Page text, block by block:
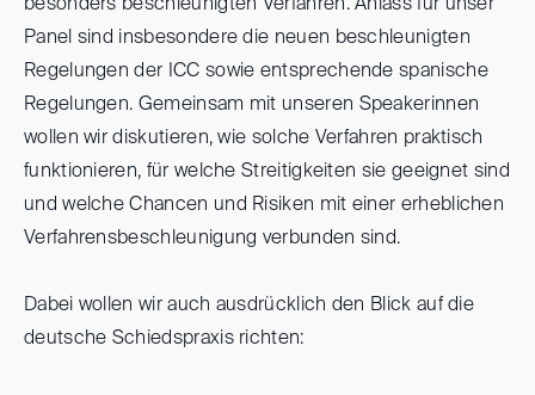
besonders beschleunigten Verfahren. Anlass für unser
Panel sind insbesondere die neuen beschleunigten
Regelungen der ICC sowie entsprechende spanische
Regelungen. Gemeinsam mit unseren Speakerinnen
wollen wir diskutieren, wie solche Verfahren praktisch
funktionieren, für welche Streitigkeiten sie geeignet sind
und welche Chancen und Risiken mit einer erheblichen
Verfahrensbeschleunigung verbunden sind.
Dabei wollen wir auch ausdrücklich den Blick auf die
deutsche Schiedspraxis richten: